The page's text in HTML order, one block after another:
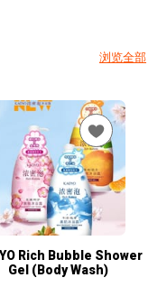
浏览全部
Rich Bubble Shower
Gel (Body Wash)